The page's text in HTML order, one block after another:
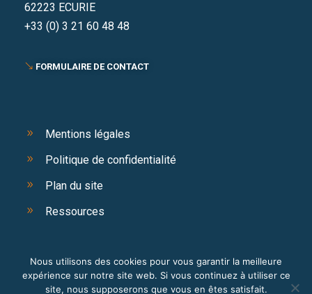
62223 ECURIE
+33 (0) 3 21 60 48 48
FORMULAIRE DE CONTACT
Mentions légales
Politique de confidentialité
Plan du site
Ressources
Nous utilisons des cookies pour vous garantir la meilleure
expérience sur notre site web. Si vous continuez à utiliser ce
site, nous supposerons que vous en êtes satisfait.